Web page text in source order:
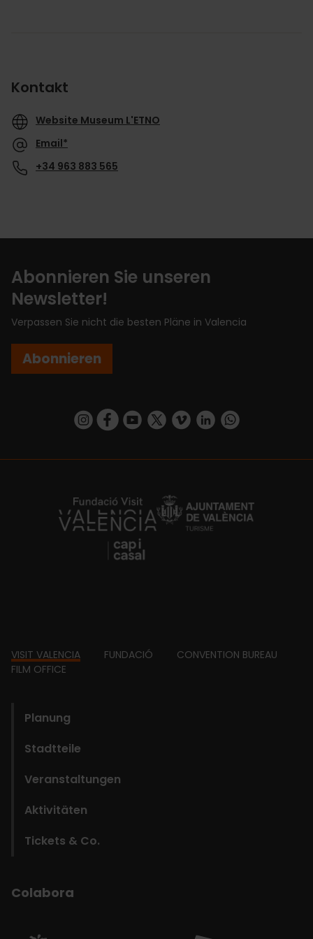
Kontakt
Website Museum L'ETNO
Email*
+34 963 883 565
Abonnieren Sie unseren
Newsletter!
Verpassen Sie nicht die besten Pläne in Valencia
Abonnieren
https://www.instagram.com/visit_valencia/
https://www.facebook.com/
https://www.youtube.com/user/
https://twitter.com/_VivaValencia
https://vimeo.com/
https://www.linkedin.com/company/turismo-valencia/https://api.whatsapp.com/send/
https://fundacion.visitvalencia.com/
Footer
VISIT VALENCIA FUNDACIÓ
CONVENTION BUREAU
FILM OFFICE
Planung
Stadtteile
Veranstaltungen
Aktivitäten
Tickets & Co.
Colabora